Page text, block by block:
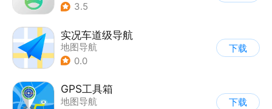
3.5
实况车道级导航
地图导航
0.0
下载
GPS工具箱
地图导航
下载